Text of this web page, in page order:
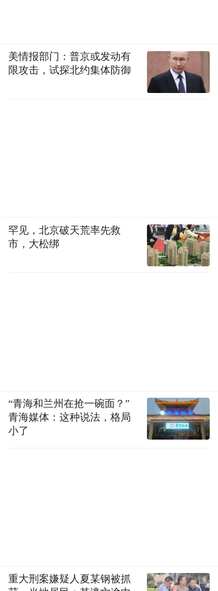
美情报部门：普京或发动有
限攻击，试探北约集体防御
罕见，北京破天荒率先救
市，大松绑
“青海和兰州在抢一碗面？”
青海媒体：这种说法，格局
小了
重大刑案嫌疑人夏某钢被抓